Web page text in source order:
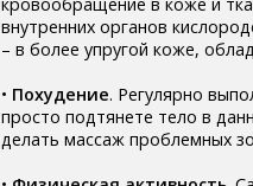
кровообращение в коже и
внутренних органов
– в более упругой коже,
• Похудение. Регулярно
просто подтянете тело в
делать массаж проблемных